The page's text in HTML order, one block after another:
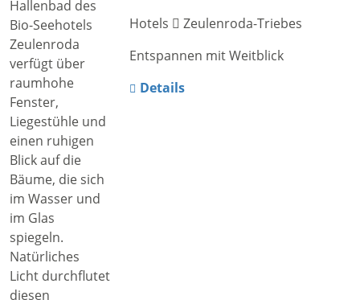
Hotels
Zeulenroda-Triebes
Entspannen mit Weitblick
Details